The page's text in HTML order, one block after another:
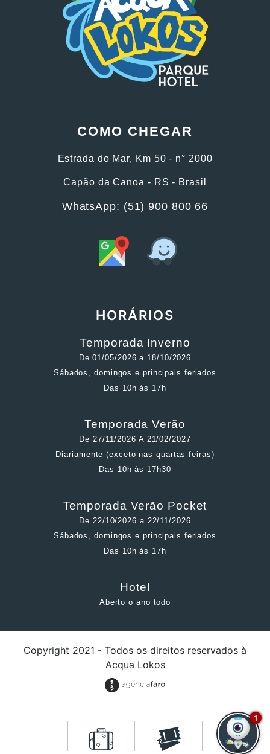
COMO CHEGAR
Estrada do Mar, Km 50 - n° 2000
Capão da Canoa - RS - Brasil
WhatsApp: (51) 900 800 66
HORÁRIOS
Temporada Inverno
De 01/05/2026 a 18/10/2026
Sábados, domingos e principais feriados
Das 10h às 17h
Temporada Verão
De 27/11/2026 A 21/02/2027
Diariamente (exceto nas quartas-feiras)
Das 10h às 17h30
Temporada Verão Pocket
De 22/10/2026 a 22/11/2026
Sábados, domingos e principais feriados
Das 10h às 17h
Hotel
Aberto o ano todo
Copyright 2021 - Todos os direitos reservados à
Acqua Lokos
1